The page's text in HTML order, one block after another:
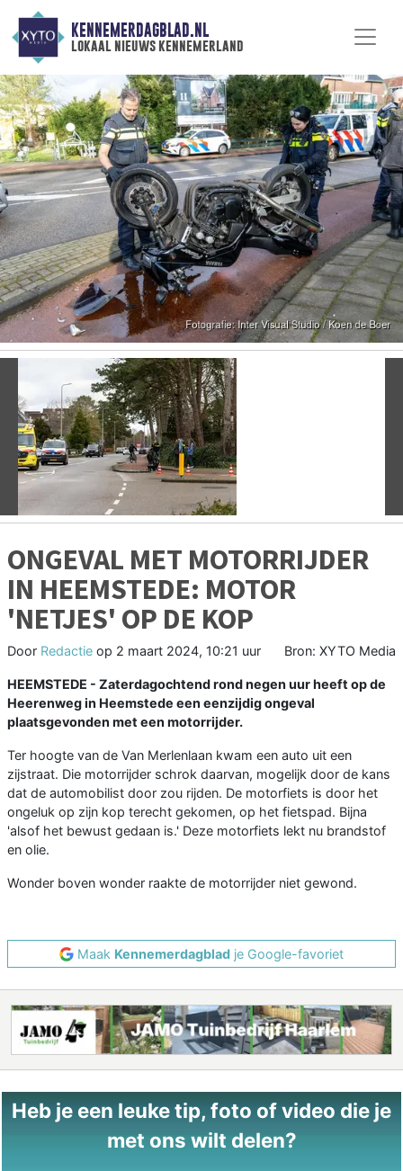
KENNEMERDAGBLAD.NL
lokaal nieuws kennemerland
Vorige
ONGEVAL MET MOTORRIJDER
IN HEEMSTEDE: MOTOR
'NETJES' OP DE KOP
Door Redactie op 2 maart 2024, 10:21 uur Bron: XYTO Media
HEEMSTEDE - Zaterdagochtend rond negen uur heeft op de
Heerenweg in Heemstede een eenzijdig ongeval
plaatsgevonden met een motorrijder.
Ter hoogte van de Van Merlenlaan kwam een auto uit een
zijstraat. Die motorrijder schrok daarvan, mogelijk door de kans
dat de automobilist door zou rijden. De motorfiets is door het
ongeluk op zijn kop terecht gekomen, op het fietspad. Bijna
'alsof het bewust gedaan is.' Deze motorfiets lekt nu brandstof
en olie.
Wonder boven wonder raakte de motorrijder niet gewond.
Maak Kennemerdagblad je Google-favoriet
Heb je een leuke tip, foto of video die je
met ons wilt delen?